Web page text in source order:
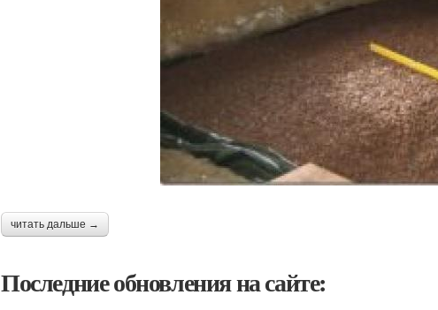
читать дальше →
Последние обновления на сайте: